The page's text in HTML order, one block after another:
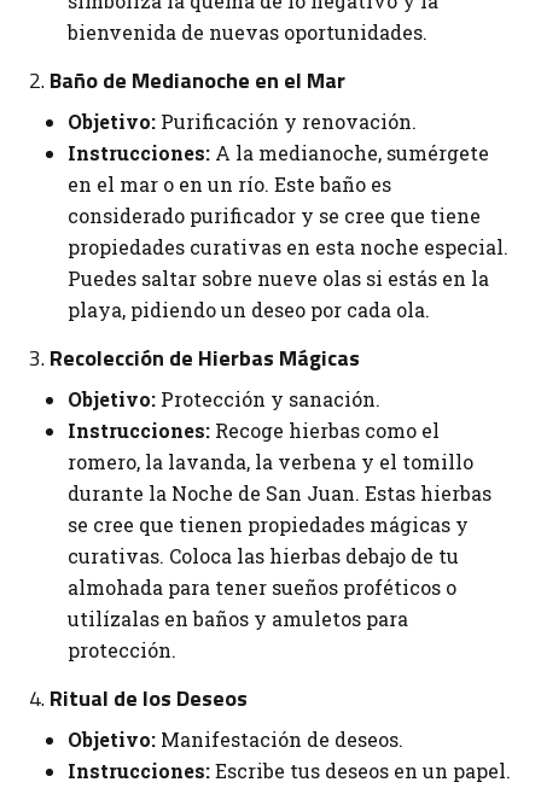
bienvenida de nuevas oportunidades.
2.Baño de Medianoche en el Mar
Objetivo: Purificación y renovación.
Instrucciones: A la medianoche, sumérgete
en el mar o en un río. Este baño es
considerado purificador y se cree que tiene
propiedades curativas en esta noche especial.
Puedes saltar sobre nueve olas si estás en la
playa, pidiendo un deseo por cada ola.
3.Recolección de Hierbas Mágicas
Objetivo: Protección y sanación.
Instrucciones: Recoge hierbas como el
romero, la lavanda, la verbena y el tomillo
durante la Noche de San Juan. Estas hierbas
se cree que tienen propiedades mágicas y
curativas. Coloca las hierbas debajo de tu
almohada para tener sueños proféticos o
utilízalas en baños y amuletos para
protección.
4.Ritual de los Deseos
Objetivo: Manifestación de deseos.
Instrucciones:Escribe tus deseos en un papel.